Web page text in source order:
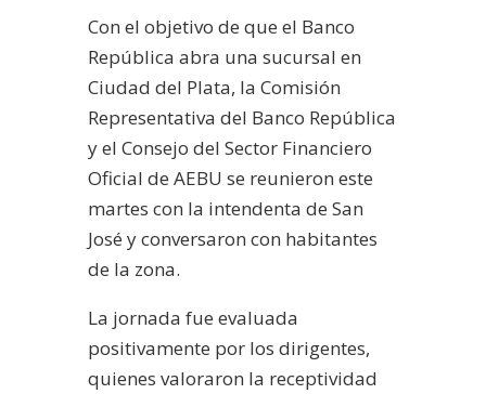
Con el objetivo de que el Banco
República abra una sucursal en
Ciudad del Plata, la Comisión
Representativa del Banco República
y el Consejo del Sector Financiero
Oficial de AEBU se reunieron este
martes con la intendenta de San
José y conversaron con habitantes
de la zona.
La jornada fue evaluada
positivamente por los dirigentes,
quienes valoraron la receptividad